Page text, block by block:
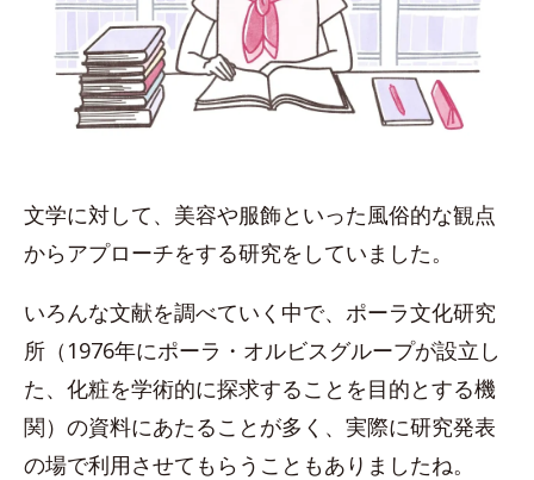
文学に対して、美容や服飾といった風俗的な観点
からアプローチをする研究をしていました。
いろんな文献を調べていく中で、ポーラ文化研究
所（1976年にポーラ・オルビスグループが設立し
た、化粧を学術的に探求することを目的とする機
関）の資料にあたることが多く、実際に研究発表
の場で利用させてもらうこともありましたね。